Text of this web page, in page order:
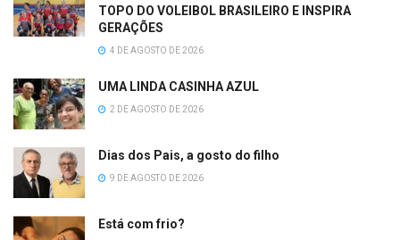
TOPO DO VOLEIBOL BRASILEIRO E INSPIRA
GERAÇÕES
4 DE AGOSTO DE 2026
UMA LINDA CASINHA AZUL
2 DE AGOSTO DE 2026
Dias dos Pais, a gosto do filho
9 DE AGOSTO DE 2026
Está com frio?